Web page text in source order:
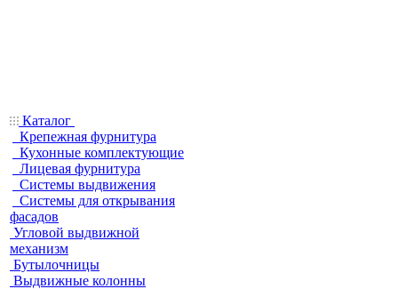
Каталог
Крепежная фурнитура
Кухонные комплектующие
Лицевая фурнитура
Системы выдвижения
Системы для открывания
фасадов
Угловой выдвижной
механизм
Бутылочницы
Выдвижные колонны